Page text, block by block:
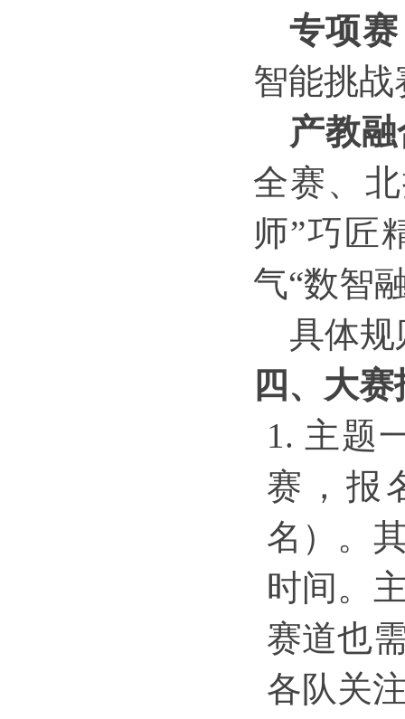
专项
智能挑
产教
全赛、
师”巧匠
气“数智
具体
四 、 大赛
1. 主题
赛，报
名）。
时间。
赛道也
各队关